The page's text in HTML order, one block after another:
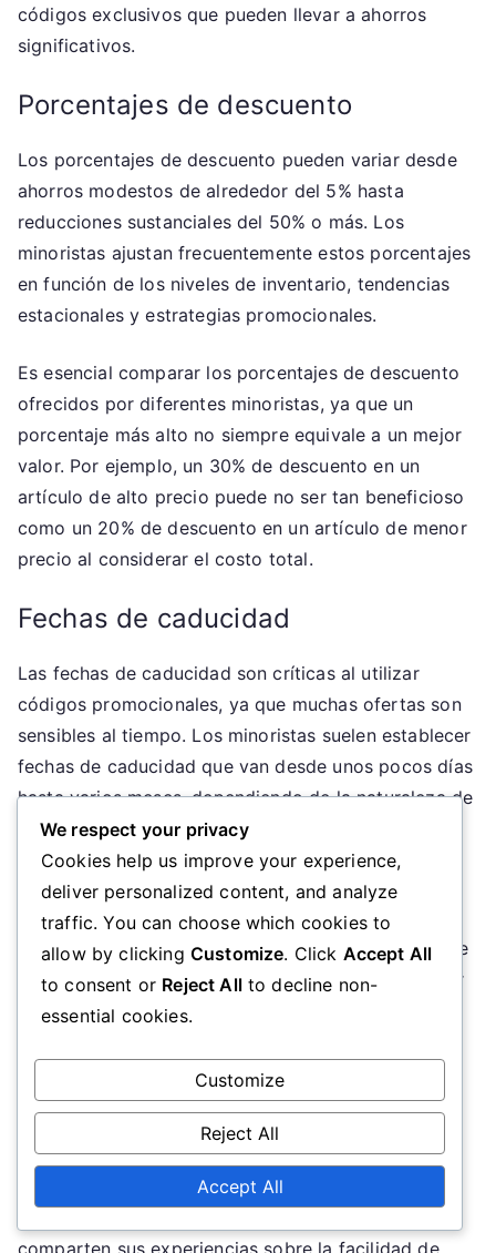
códigos exclusivos que pueden llevar a ahorros
significativos.
Porcentajes de descuento
Los porcentajes de descuento pueden variar desde
ahorros modestos de alrededor del 5% hasta
reducciones sustanciales del 50% o más. Los
minoristas ajustan frecuentemente estos porcentajes
en función de los niveles de inventario, tendencias
estacionales y estrategias promocionales.
Es esencial comparar los porcentajes de descuento
ofrecidos por diferentes minoristas, ya que un
porcentaje más alto no siempre equivale a un mejor
valor. Por ejemplo, un 30% de descuento en un
artículo de alto precio puede no ser tan beneficioso
como un 20% de descuento en un artículo de menor
precio al considerar el costo total.
Fechas de caducidad
Las fechas de caducidad son críticas al utilizar
códigos promocionales, ya que muchas ofertas son
sensibles al tiempo. Los minoristas suelen establecer
fechas de caducidad que van desde unos pocos días
hasta varios meses, dependiendo de la naturaleza de
la promoción.
Siempre verifica la fecha de caducidad antes de
intentar usar un código promocional. Algunos
minoristas también pueden tener restricciones sobre
cuándo se pueden aplicar los códigos, como excluir
ventas navideñas o artículos en liquidación, lo que
Opiniones de usuarios
Las opiniones de los usuarios pueden proporcionar
información valiosa sobre la efectividad de los
comparten sus experiencias sobre la facilidad de
We respect your privacy
Cookies help us improve your experience,
deliver personalized content, and analyze
traffic. You can choose which cookies to
allow by clicking Customize. Click Accept All
to consent or Reject Allto decline non-
essential cookies.
Customize
Reject All
Accept All